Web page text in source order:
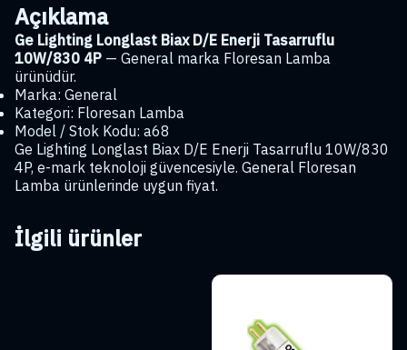
adet
Açıklama
Ge Lighting Longlast Biax D/E Enerji Tasarruflu
10W/830 4P — General marka Floresan Lamba
ürünüdür.
Marka: General
Kategori: Floresan Lamba
Model / Stok Kodu: a68
Ge Lighting Longlast Biax D/E Enerji Tasarruflu 10W/830
4P, e-mark teknoloji güvencesiyle. General Floresan
Lamba ürünlerinde uygun fiyat.
İlgili ürünler